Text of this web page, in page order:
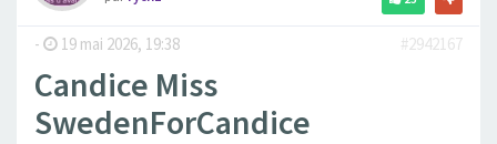
- 19 mai 2026, 19:38 #2942167
Candice Miss
SwedenForCandice